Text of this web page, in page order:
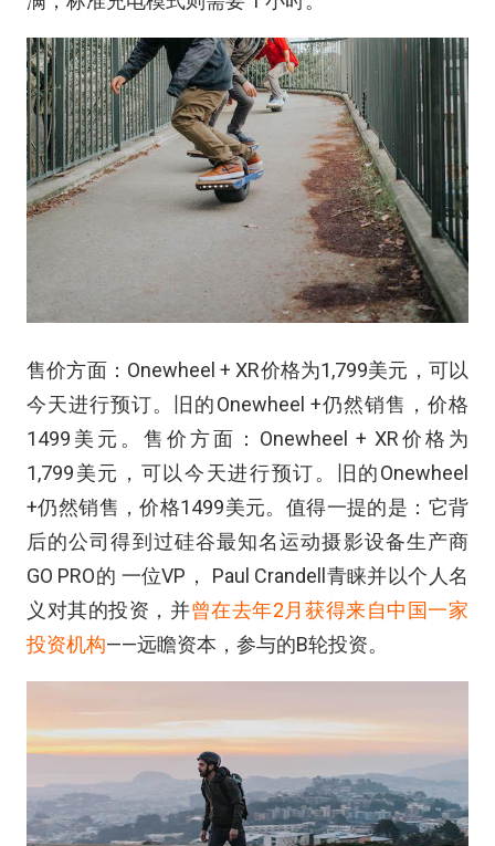
售价方面：Onewheel + XR价格为1,799美元，可以
今天进行预订。旧的Onewheel +仍然销售，价格
1499美元。售价方面：Onewheel + XR价格为
1,799美元，可以今天进行预订。旧的Onewheel
+仍然销售，价格1499美元。值得一提的是：它背
后的公司得到过硅谷最知名运动摄影设备生产商
GO PRO的 一位VP， Paul Crandell青睐并以个人名
义对其的投资，并曾在去年2月获得来自中国一家
投资机构——远瞻资本，参与的B轮投资。